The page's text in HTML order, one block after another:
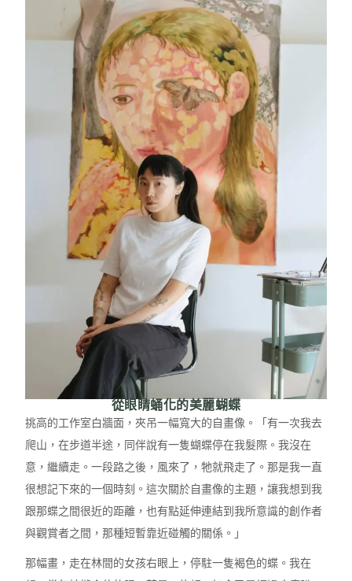
從眼睛蛹化的美麗蝴蝶
挑高的工作室白牆面，夾吊一幅寬大的自畫像。「有一次我去
爬山，在步道半途，同伴說有一隻蝴蝶停在我髮際。我沒在
意，繼續走。一段路之後，風來了，牠就飛走了。那是我一直
很想記下來的一個時刻。這次關於自畫像的主題，讓我想到我
跟那蝶之間很近的距離，也有點延伸連結到我所意識的創作者
與觀賞者之間，那種短暫靠近碰觸的關係。」
那幅畫，走在林間的女孩右眼上，停駐一隻褐色的蝶。我在